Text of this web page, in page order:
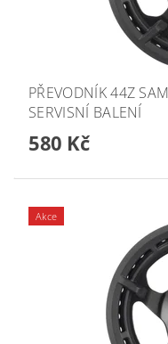
PŘEVODNÍK 44Z
SERVISNÍ BALENÍ
580 Kč
Akce